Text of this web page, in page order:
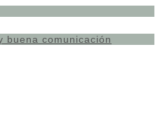
buena comunicación